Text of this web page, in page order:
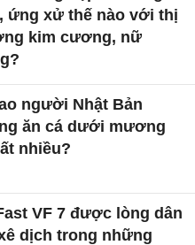
ứng xử thế nào với thị
kim cương, nữ
người Nhật Bản
ăn cá dưới mương
nhiều?
VF 7 được lòng dân
dịch trong những